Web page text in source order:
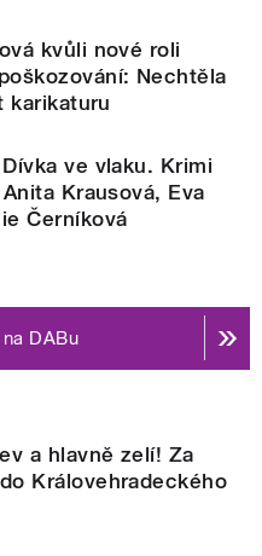
kvůli nové roli
Nechtěla
karikaturu
ve vlaku. Krimi
Krausová, Eva
Černíková
DABu
a hlavně zelí! Za
Královehradeckého